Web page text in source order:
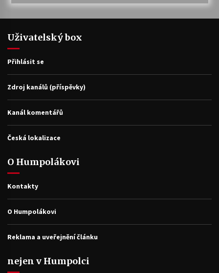
Uživatelský box
Přihlásit se
Zdroj kanálů (příspěvky)
Kanál komentářů
Česká lokalizace
O Humpolákovi
Kontakty
O Humpolákovi
Reklama a uveřejnění článku
nejen v Humpolci